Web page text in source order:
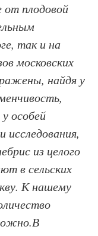
плодовой
так и на
московских
найдя у
особей
из целого
в сельских
К нашему